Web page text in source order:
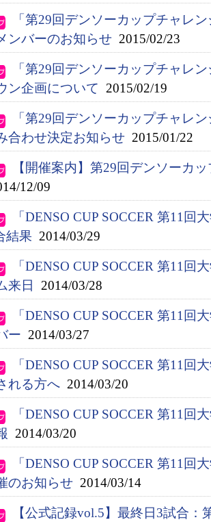
「第29回デンソーカップチャレ
ンバーのお知らせ 2015/02/23
「第29回デンソーカップチャレ
ン企画について 2015/02/19
「第29回デンソーカップチャレ
合わせ決定お知らせ 2015/01/22
【開催案内】第29回デンソーカ
12/09
「DENSO CUP SOCCER 第11回
結果 2014/03/29
「DENSO CUP SOCCER 第11回
来日
2014/03/28
「DENSO CUP SOCCER 第11回
ー 2014/03/27
「DENSO CUP SOCCER 第11回
れる方へ 2014/03/20
「DENSO CUP SOCCER 第11回
2014/03/20
「DENSO CUP SOCCER 第11回
のお知らせ 2014/03/14
【公式記録vol.5】最終日3試合